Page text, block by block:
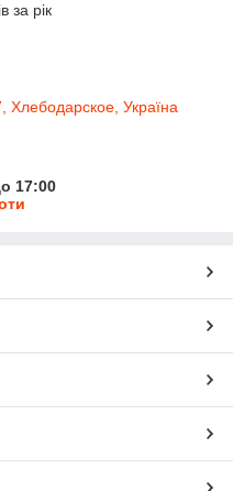
за рік
Хлебодарское, Україна
17:00